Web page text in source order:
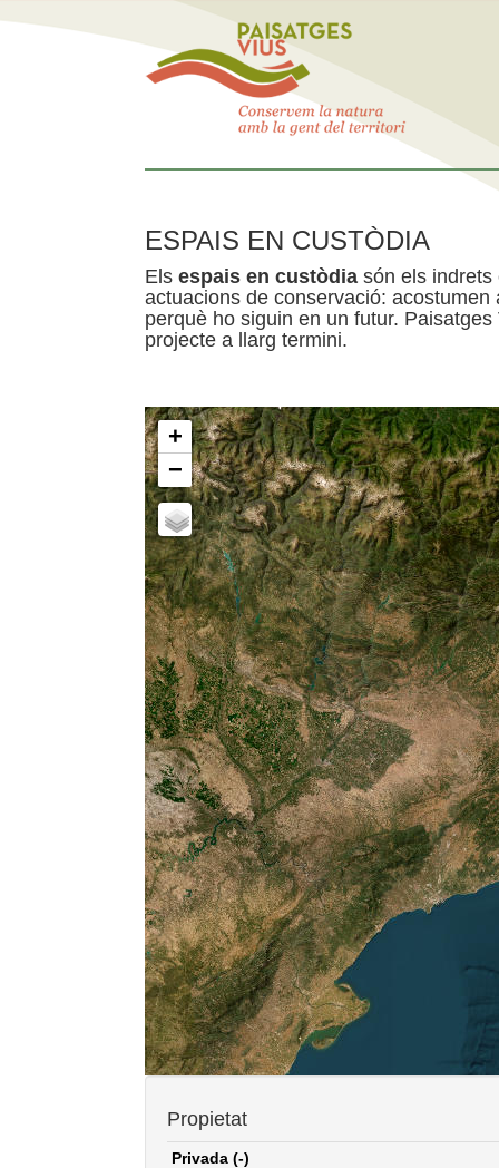
ESPAIS EN CUSTÒDIA
Els espais en custòdia són els indrets
actuacions de conservació:
perquè ho siguin en un futur.
projecte a llarg termini.
+
−
Propietat
Privada (-)